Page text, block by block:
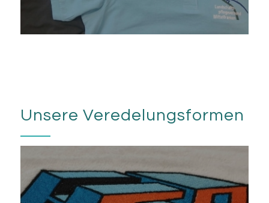
Unsere Veredelungsformen
Besticken